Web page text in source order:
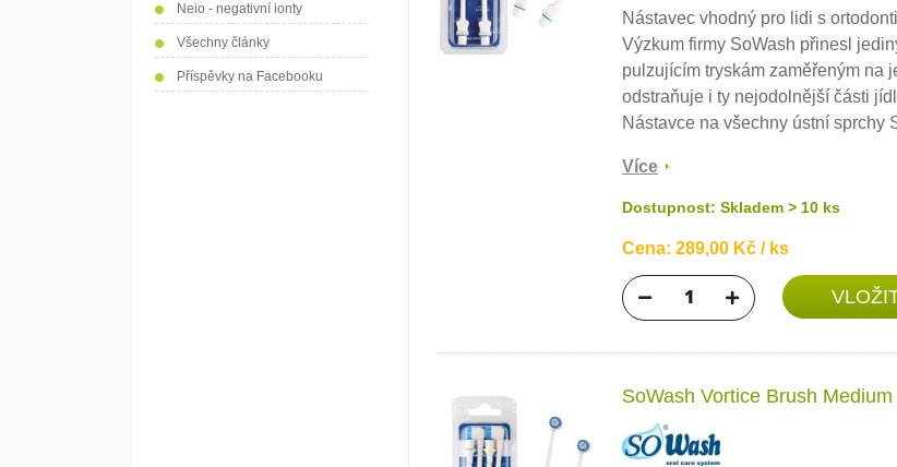
Neio - negativní ionty
Všechny články
Příspěvky na Facebooku
Nástavec vhodný pro lidi s
Výzkum firmy SoWash přinesl
pulzujícím tryskám zaměřeným na
odstraňuje i ty nejodolnější části
Nástavce na všechny ústní sprchy
Více
Dostupnost: Skladem > 10 ks
Cena: 289,00 Kč / ks
SoWash Vortice Brush